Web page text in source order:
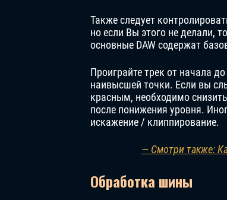
Также следует
но если Вы этого не делали,
основные DAW содержат
Проиграйте трек от начала
наивысшей точки. Если вы
красным, необходимо
после понижения уровня.
искажение / клиппирование.
— Смотри также:
Обработка шины